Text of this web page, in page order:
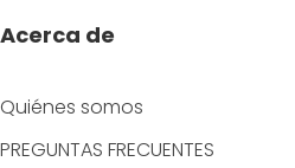
Acerca de
Quiénes somos
PREGUNTAS FRECUENTES